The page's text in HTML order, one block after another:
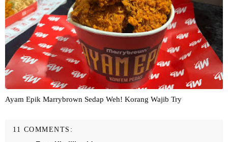
Ayam Epik Marrybrown Sedap Weh! Korang Wajib Try
11 COMMENTS: